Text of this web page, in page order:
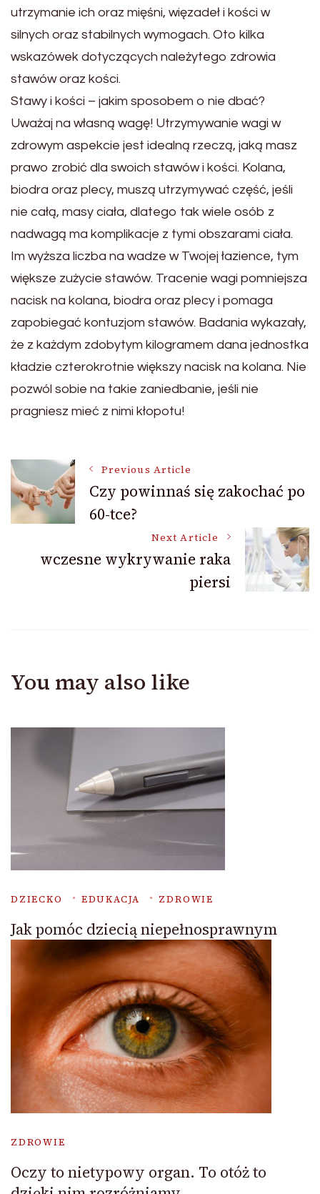
utrzymanie ich oraz mięśni, więzadeł i kości w
silnych oraz stabilnych wymogach. Oto kilka
wskazówek dotyczących należytego zdrowia
stawów oraz kości.
Stawy i kości – jakim sposobem o nie dbać?
Uważaj na własną wagę! Utrzymywanie wagi w
zdrowym aspekcie jest idealną rzeczą, jaką masz
prawo zrobić dla swoich stawów i kości. Kolana,
biodra oraz plecy, muszą utrzymywać część, jeśli
nie całą, masy ciała, dlatego tak wiele osób z
nadwagą ma komplikacje z tymi obszarami ciała.
Im wyższa liczba na wadze w Twojej łazience, tym
większe zużycie stawów. Tracenie wagi pomniejsza
nacisk na kolana, biodra oraz plecy i pomaga
zapobiegać kontuzjom stawów. Badania wykazały,
że z każdym zdobytym kilogramem dana jednostka
kładzie czterokrotnie większy nacisk na kolana. Nie
pozwól sobie na takie zaniedbanie, jeśli nie
pragniesz mieć z nimi kłopotu!
Post
Navigation
Previous Article
Czy powinnaś się zakochać po
60-tce?
Next Article
wczesne wykrywanie raka
piersi
You may also like
DZIECKO EDUKACJA ZDROWIE
Jak pomóc dziecią niepełnosprawnym
ZDROWIE
Oczy to nietypowy organ. To otóż to